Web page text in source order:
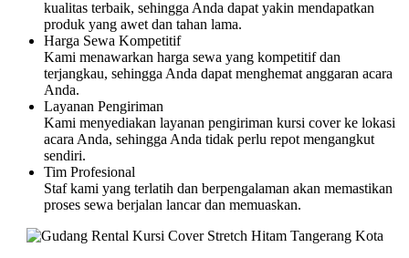
kualitas terbaik, sehingga Anda dapat yakin mendapatkan
produk yang awet dan tahan lama.
Harga Sewa Kompetitif
Kami menawarkan harga sewa yang kompetitif dan
terjangkau, sehingga Anda dapat menghemat anggaran acara
Anda.
Layanan Pengiriman
Kami menyediakan layanan pengiriman kursi cover ke lokasi
acara Anda, sehingga Anda tidak perlu repot mengangkut
sendiri.
Tim Profesional
Staf kami yang terlatih dan berpengalaman akan memastikan
proses sewa berjalan lancar dan memuaskan.